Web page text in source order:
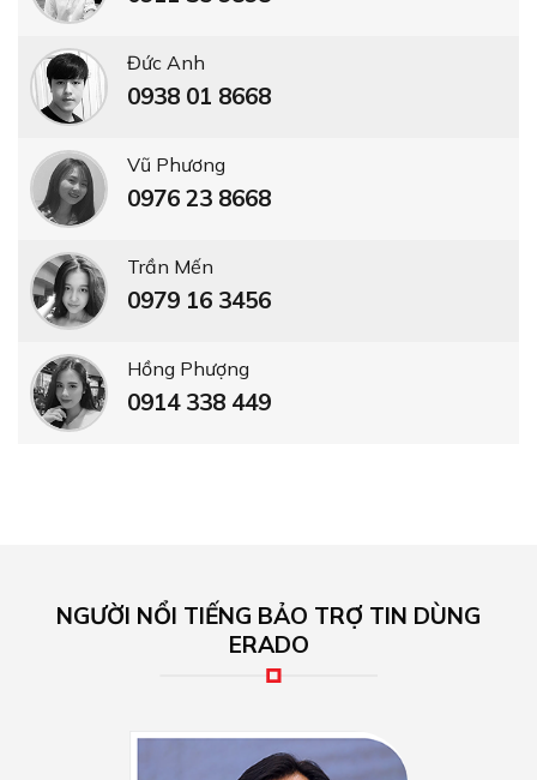
NGƯỜI NỔI TIẾNG BẢO TRỢ TIN DÙNG
ERADO
Nghệ sĩ, Danh Hài: Quang Tèo
"Trở về với cuộc sống đời thường sau 30 năm miệt mài
gắn bó với nghiệp diễn. Với mong muốn thay đổi lại